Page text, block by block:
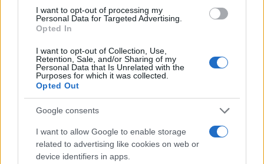
I want to opt-out of processing my
Personal Data for Targeted Advertising.
Opted In
I want to opt-out of Collection, Use,
Retention, Sale, and/or Sharing of my
Personal Data that Is Unrelated with the
Purposes for which it was collected.
Opted Out
Google consents
I want to allow Google to enable storage
related to advertising like cookies on web or
device identifiers in apps.